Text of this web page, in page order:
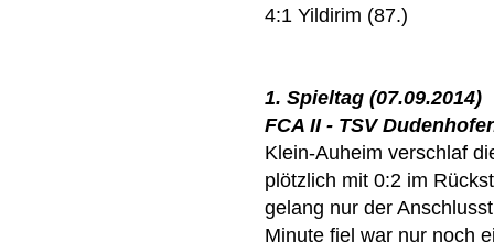
4:1 Yildirim (87.)
1. Spieltag (07.09.2014)
FCA II - TSV
Klein-Auheim verschlaf
plötzlich mit 0:2 im
gelang nur der
Minute fiel war nur noch